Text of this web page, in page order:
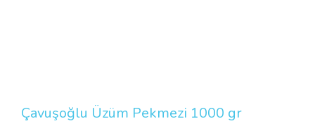
Çavuşoğlu Üzüm Pekmezi 1000 gr